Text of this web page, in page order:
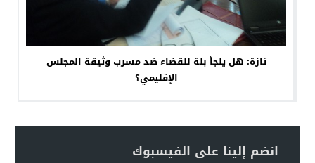
تازة: هل يلجأ بلة للقضاء ضد مسرب وثيقة المجلس
الإقليمي؟
انضم إلينا على الفيسبوك